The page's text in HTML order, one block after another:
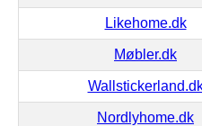
Likehome.dk
Møbler.dk
Nordlyhome.dk